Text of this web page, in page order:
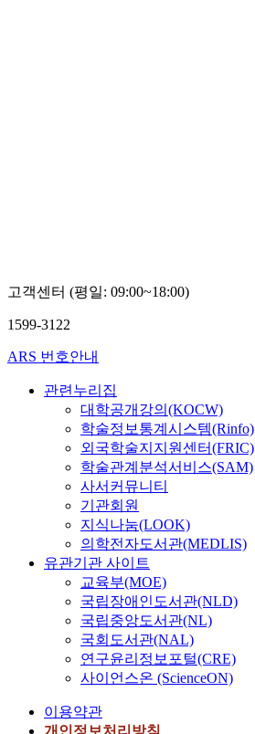
고객센터 (평일: 09:00~18:00)
1599-3122
ARS 번호안내
관련누리집
대학공개강의(KOCW)
학술정보통계시스템(Rinfo)
외국학술지지원센터(FRIC)
학술관계분석서비스(SAM)
사서커뮤니티
기관회원
지식나눔(LOOK)
의학전자도서관(MEDLIS)
유관기관 사이트
교육부(MOE)
국립장애인도서관(NLD)
국립중앙도서관(NL)
국회도서관(NAL)
연구윤리정보포털(CRE)
사이언스온 (ScienceON)
이용약관